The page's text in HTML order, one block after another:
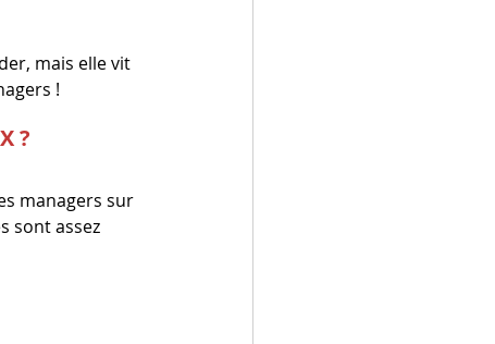
mais elle vit
!
?
managers sur
sont assez